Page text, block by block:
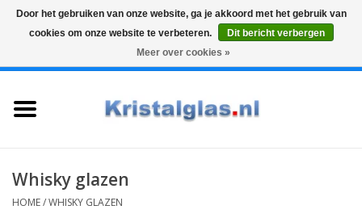
Graveren
Karaffen
Whisky glazen
HOME/WHISKY GLAZEN
Door het gebruiken van onze website, ga je akkoord met het gebruik van
cookies om onze website te verbeteren.
Dit bericht verbergen
Meer over cookies »